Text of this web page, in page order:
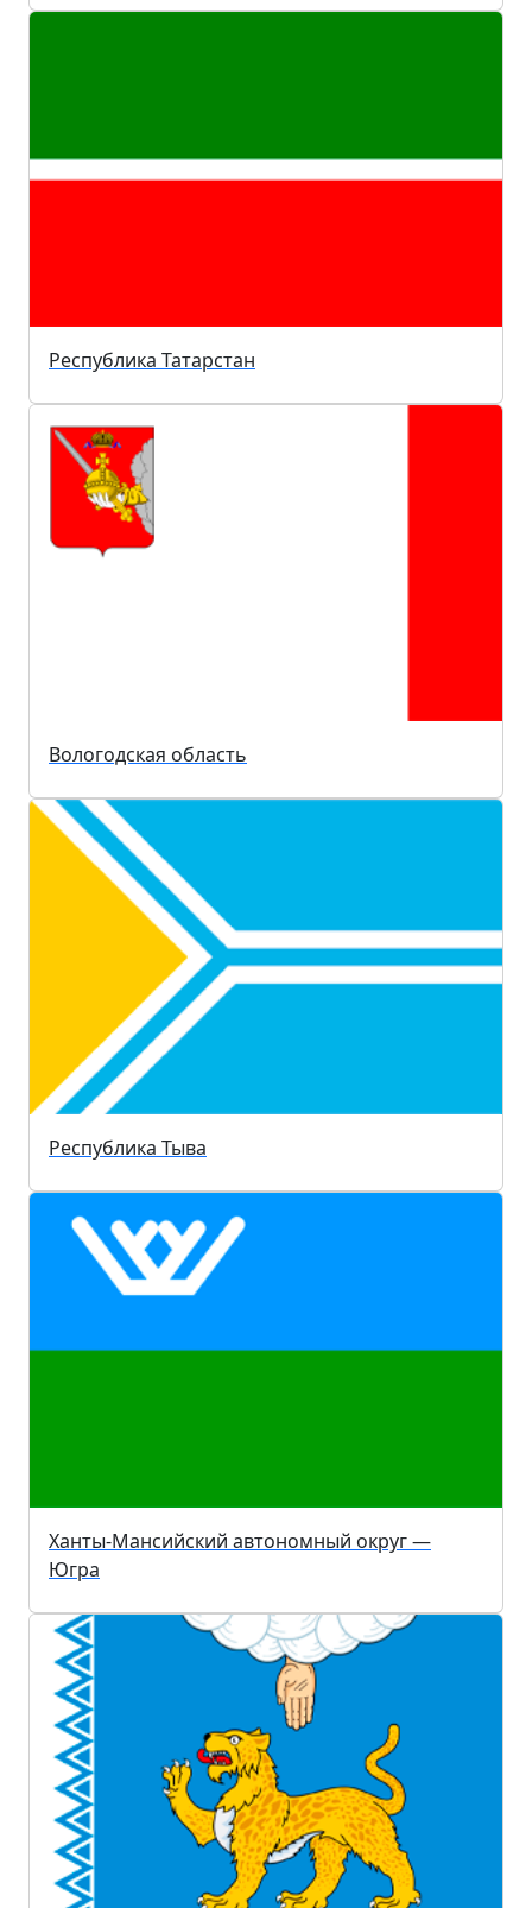
Республика Татарстан
Вологодская область
Республика Тыва
Ханты-Мансийский автономный округ —
Югра